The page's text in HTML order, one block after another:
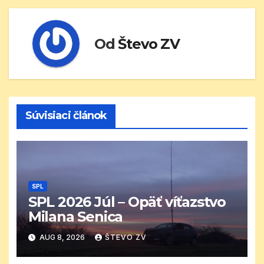
OdŠtevo ZV
Súvisiaci článok
SPL
SPL 2026 Júl – Opäť víťazstvo
Milana Senica
AUG 8, 2026 ŠTEVO ZV